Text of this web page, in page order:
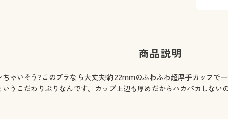
商品説明
ゃいそう?このブラなら大丈夫!約22mmのふわふわ超厚手カップで
うこだわりぶりなんです。カップ上辺も厚めだからパカパカしな